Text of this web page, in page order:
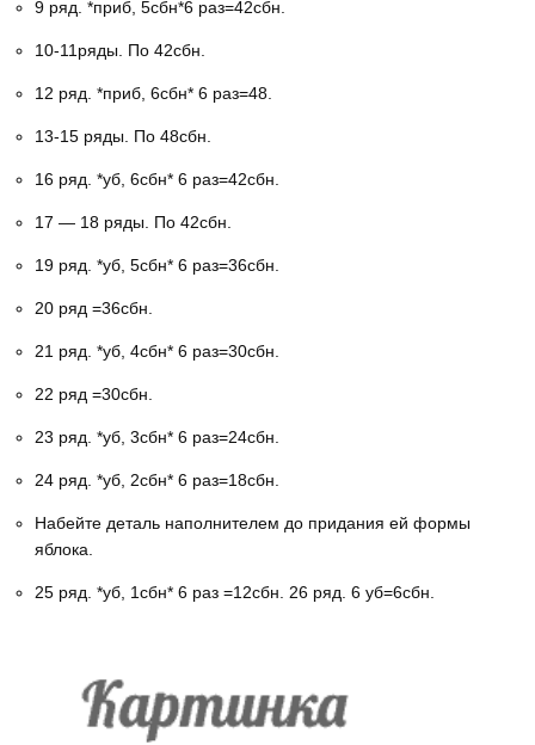
9 ряд. *приб, 5сбн*6 раз=42сбн.
10-11ряды. По 42сбн.
12 ряд. *приб, 6сбн* 6 раз=48.
13-15 ряды. По 48сбн.
16 ряд. *уб, 6сбн* 6 раз=42сбн.
17 — 18 ряды. По 42сбн.
19 ряд. *уб, 5сбн* 6 раз=36сбн.
20 ряд =36сбн.
21 ряд. *уб, 4сбн* 6 раз=30сбн.
22 ряд =30сбн.
23 ряд. *уб, 3сбн* 6 раз=24сбн.
24 ряд. *уб, 2сбн* 6 раз=18сбн.
Набейте деталь наполнителем до придания ей формы
яблока.
25 ряд. *уб, 1сбн* 6 раз =12сбн. 26 ряд. 6 уб=6сбн.